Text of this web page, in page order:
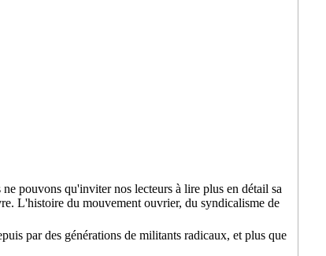
pouvons qu'inviter nos lecteurs à lire plus en détail sa
L'histoire du mouvement ouvrier, du syndicalisme de
par des générations de militants radicaux, et plus que